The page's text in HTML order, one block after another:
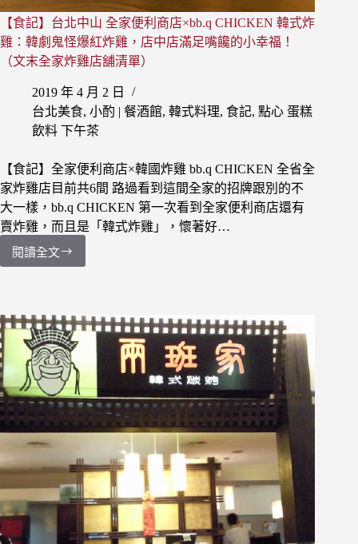
飽】
西
門
町
到
飽
399
起
韓
式
烤
肉、
鍋
望
一
次
滿
足
～
【食記】台北中山 全家便利商店×bb.q CHICKEN 韓式炸
雞：韓劇鬼怪爆紅炸雞，店中店滿足嘴饞的小幸福！
（文末全家炸雞店舖清單）
2019 年 4 月 2 日
台北美食, 小酌 | 餐酒館, 韓式料理, 食記, 點心 蛋糕
飲料 下午茶
【食記】全家便利商店×韓國炸雞 bb.q CHICKEN 全省全
家炸雞店目前共6間 路過看到這間全家的招牌跟別的不
大一樣，bb.q CHICKEN 第一次看到全家便利商店還有
賣炸雞，而且是「韓式炸雞」，懷著好…
閱讀全文
【食
中
山
全
家
便
利
店
×bb.q
CHICKEN
韓
式